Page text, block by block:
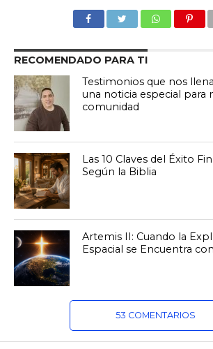
RECOMENDADO PARA TI
Testimonios que nos
una noticia especial para
comunidad
Las 10 Claves del Éxito
Según la Biblia
Artemis II: Cuando la
Espacial se Encuentra
53 COMENTARIOS